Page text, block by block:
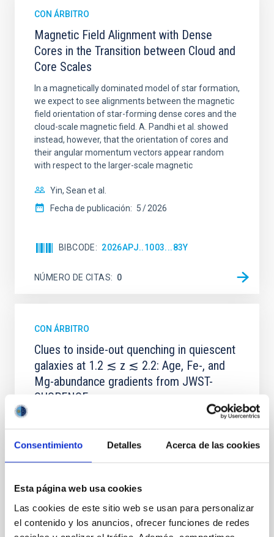
Consentimiento Detalles Acerca de las cookies
Esta página web usa cookies
Las cookies de este sitio web se usan para personalizar
el contenido y los anuncios, ofrecer funciones de redes
CON ÁRBITRO
Magnetic Field Alignment with Dense
Cores in the Transition between Cloud and
Core Scales
In a magnetically dominated model of star formation,
we expect to see alignments between the magnetic
field orientation of star-forming dense cores and the
cloud-scale magnetic field. A. Pandhi et al. showed
instead, however, that the orientation of cores and
their angular momentum vectors appear random
with respect to the larger-scale magnetic
Yin, Sean et al.
Fecha de publicación: 5 2026
BIBCODE 2026APJ..1003...83Y
NÚMERO DE CITAS 0
CON ÁRBITRO
Clues to inside-out quenching in quiescent
galaxies at 1.2 ≲ z ≲ 2.2: Age, Fe-, and
Mg-abundance gradients from JWST-
SUSPENSE
quiescent galaxies at cosmic noon provide powerful
insights into star-formation quenching and stellar
galaxies are redder than their outskirts. However,
spectroscopy is needed to break the age-metallicity
Cheng, Chloe M. et al.